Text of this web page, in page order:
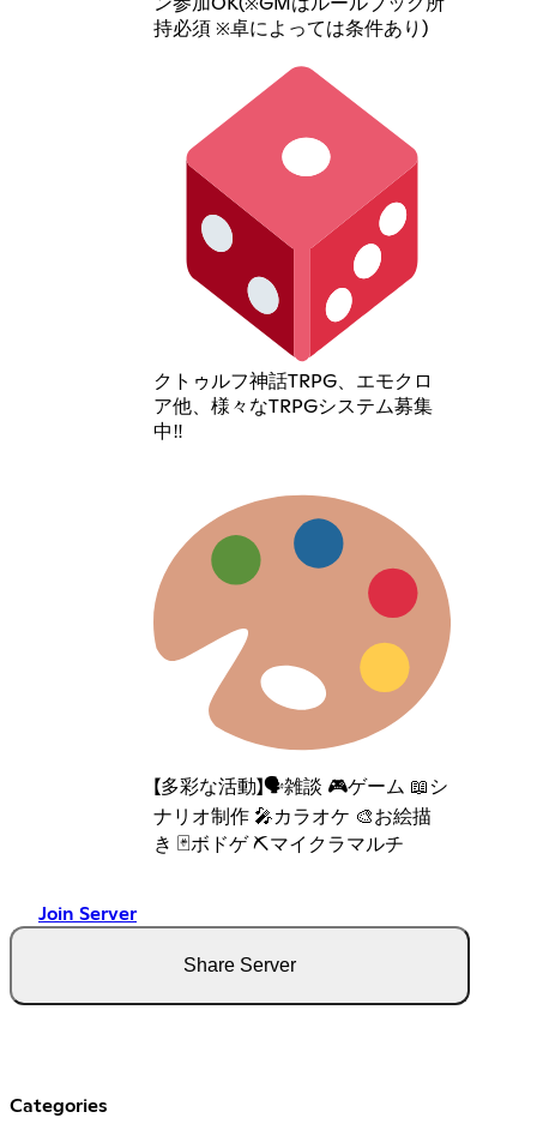
ン参加OK(※GMはルールブック所
持必須 ※卓によっては条件あり)
クトゥルフ神話TRPG、エモクロ
ア他、様々なTRPGシステム募集
中‼️
【多彩な活動】🗣️雑談 🎮ゲーム 📖シ
ナリオ制作 🎤カラオケ 🎨お絵描
き 🃏ボドゲ ⛏️マイクラマルチ
Join Server
Share Server
Categories